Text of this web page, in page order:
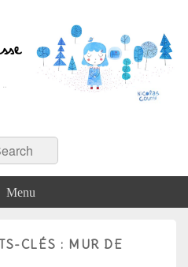
:
Menu
CLÉS : MUR DE